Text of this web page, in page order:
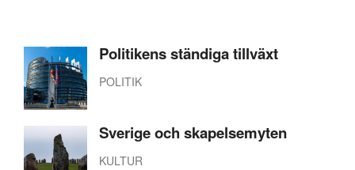
Politikens ständiga tillväxt
POLITIK
Sverige och skapelsemyten
KULTUR